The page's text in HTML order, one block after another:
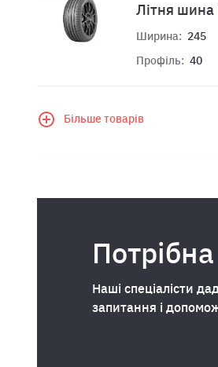
Літня шина
Ширина: 245
Профіль: 40
Більше товарів
Наші спеціалісти
запитання і